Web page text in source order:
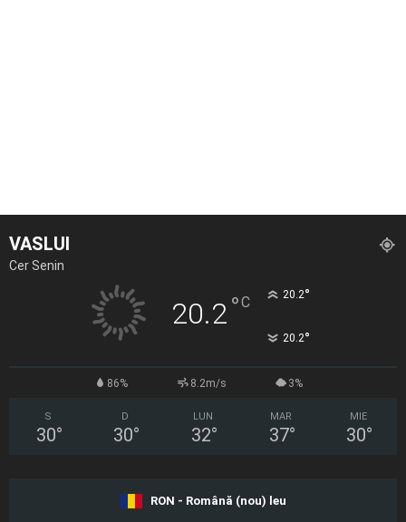
VASLUI
Cer Senin
20.2°C 20.2°
20.2°
86% 8.2m/s 3%
S
30°
D
30°
LUN
32°
MAR
37°
MIE
30°
RON - Română (nou) leu